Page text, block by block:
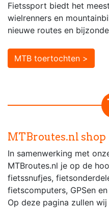
Fietssport biedt het
wielrenners en
nieuwe routes en
MTB toertochten >
MTBroutes.nl shop
In samenwerking met
MTBroutes.nl je op de
fietssnufjes,
fietscomputers, GPSen
Op deze pagina zullen